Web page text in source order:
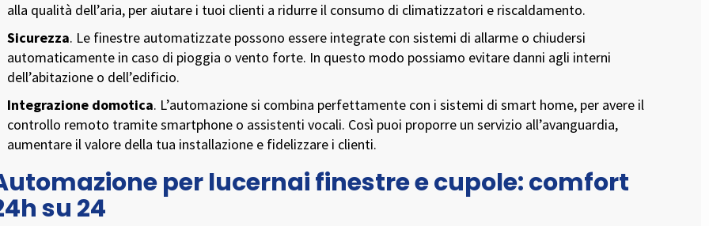
alla qualità dell’aria, per aiutare i tuoi clienti a ridurre il consumo di climatizzatori e riscaldamento.
Sicurezza. Le finestre automatizzate possono essere integrate con sistemi di allarme o chiudersi
automaticamente in caso di pioggia o vento forte. In questo modo possiamo evitare danni agli interni
dell’abitazione o dell’edificio.
Integrazione domotica. L’automazione si combina perfettamente con i sistemi di smart home, per avere il
controllo remoto tramite smartphone o assistenti vocali. Così puoi proporre un servizio all’avanguardia,
aumentare il valore della tua installazione e fidelizzare i clienti.
per lucernai finestre e cupole: comfort
su 24